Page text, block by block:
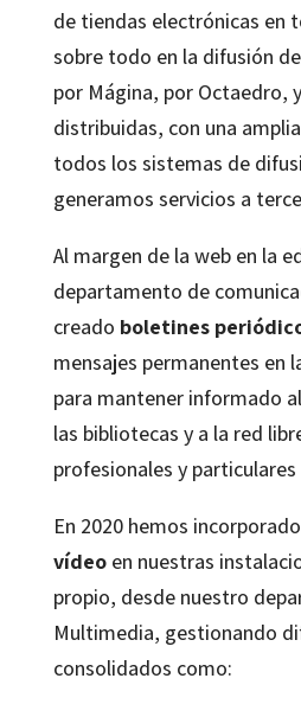
de tiendas electrónicas en
sobre todo en la difusión
por Mágina, por Octaedro,
distribuidas, con una
todos los sistemas de
generamos servicios a
Al margen de la web en la
departamento de
creado boletines
mensajes permanentes en
para mantener informado
las bibliotecas y a la red
profesionales y
En 2020 hemos
vídeoen nuestras
propio, desde nuestro
Multimedia, gestionando
consolidados como: